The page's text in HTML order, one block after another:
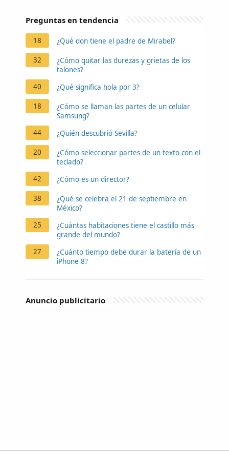
Preguntas en tendencia
18 ¿Qué don tiene el padre de Mirabel?
32
¿Cómo quitar las durezas y grietas de los
talones?
40
¿Qué significa hola por 3?
18
¿Cómo se llaman las partes de un celular
Samsung?
44
¿Quién descubrió Sevilla?
20
¿Cómo seleccionar partes de un texto con el
teclado?
42
¿Cómo es un director?
38
¿Qué se celebra el 21 de septiembre en
México?
25
¿Cuántas habitaciones tiene el castillo más
grande del mundo?
27
¿Cuánto tiempo debe durar la batería de un
iPhone 8?
Anuncio publicitario